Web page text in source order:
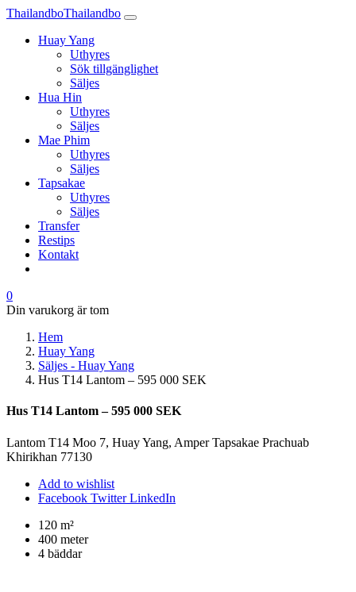
ThailandboThailandbo
Huay Yang
Uthyres
Sök tillgänglighet
Säljes
Hua Hin
Uthyres
Säljes
Mae Phim
Uthyres
Säljes
Tapsakae
Uthyres
Säljes
Transfer
Restips
Kontakt
0
Din varukorg är tom
Hem
Huay Yang
Säljes - Huay Yang
Hus T14 Lantom – 595 000 SEK
Hus T14 Lantom – 595 000 SEK
Lantom T14 Moo 7, Huay Yang, Amper Tapsakae Prachuab
Khirikhan 77130
Add to wishlist
Facebook TwitterLinkedIn
120 m²
400 meter
4 bäddar